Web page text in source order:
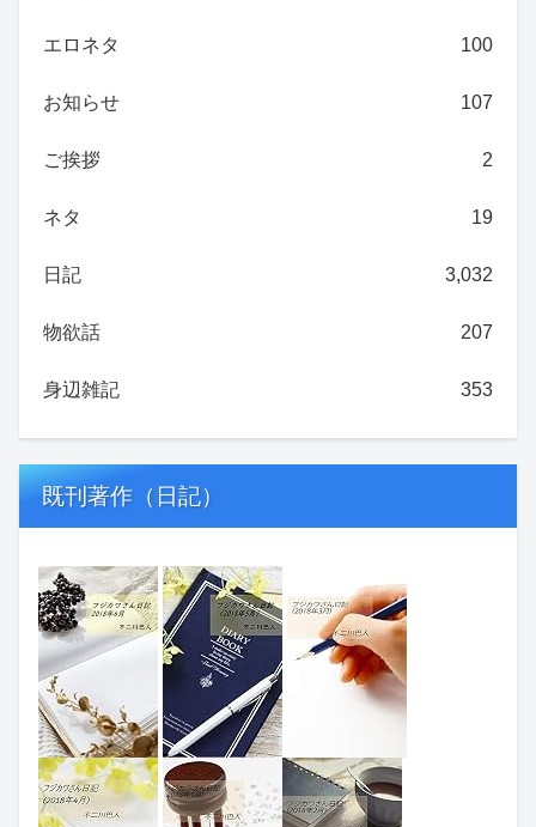
エロネタ 100
お知らせ 107
ご挨拶 2
ネタ 19
日記 3,032
物欲話 207
身辺雑記 353
既刊著作（日記）